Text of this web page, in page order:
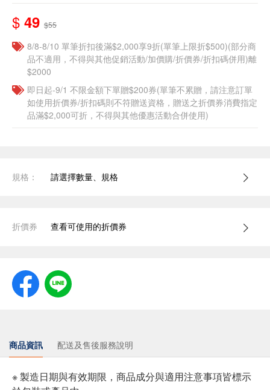
$ 49 $55
8/8-8/10 單筆折扣後滿$2,000享9折(單筆上限折$500)(部分商
品不適用，不得與其他促銷活動/加價購/折價券/折扣碼併用)離
$2000
即日起-9/1 不限金額下單贈$200券(單筆不累贈，請注意訂單
如使用折價券/折扣碼則不符贈送資格，贈送之折價券消費指定
品滿$2,000可折，不得與其他優惠活動合併使用)
規格： 請選擇數量、規格
折價券 查看可使用的折價券
商品資訊 配送及售後服務說明
※ 製造日期與有效期限，商品成分與適用注意事項皆標示